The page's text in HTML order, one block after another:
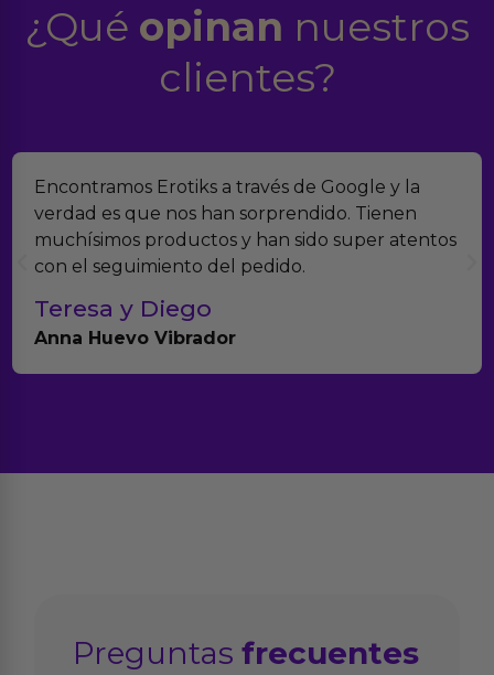
¿Qué opinan nuestros
clientes?
Encontramos Erotiks a través de Google y la
verdad es que nos han sorprendido. Tienen
muchísimos productos y han sido super atentos
con el seguimiento del pedido.
Teresa y Diego
Anna Huevo Vibrador
Preguntasfrecuentes